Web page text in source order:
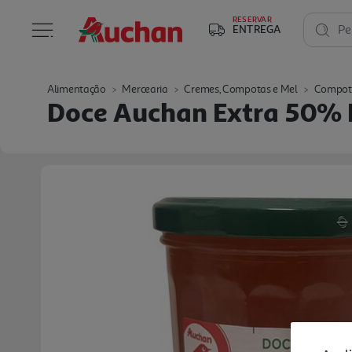
RESERVAR
ENTREGA
Alimentação Mercearia Cremes, Compotas e Mel
Doce Auchan Extra